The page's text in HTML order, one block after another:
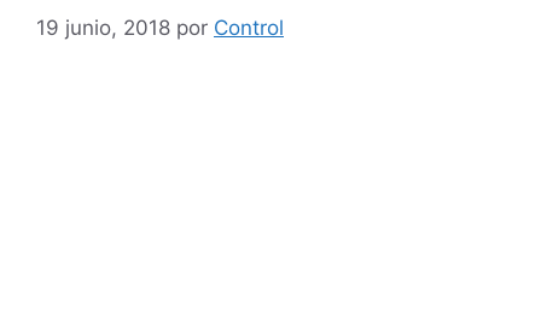
19 junio, 2018 por Control